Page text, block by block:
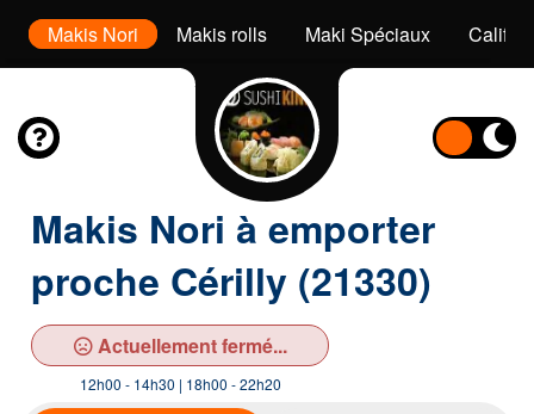
Makis Nori Makis rolls Maki Spéciaux
Makis Nori à emporter
proche Cérilly (21330)
Actuellement fermé...
12h00 - 14h30 | 18h00 - 22h20